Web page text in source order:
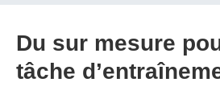
Du sur mesure
tâche